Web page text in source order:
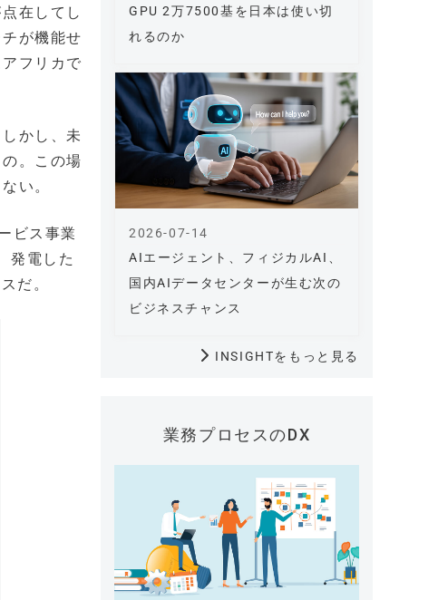
在してし
が機能せ
フリカで
かし、未
。この場
い。
ビス事業
発電した
だ。
GPU 2万7500基を日本は使い切
れるのか
AIエージェント、フィジカルAI、
国内AIデータセンターが生む次の
ビジネスチャンス
2026-07-14
INSIGHTをもっと見る
業務プロセスのDX